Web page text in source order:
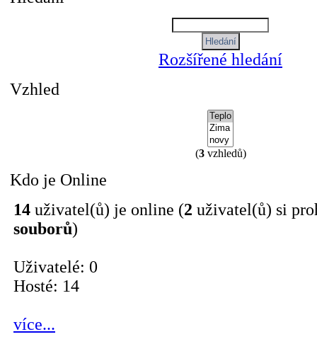
Rozšířené hledání
Vzhled
(3vzhledů)
Kdo je Online
14 uživatel(ů) je online (2 uživatel(ů) si
souborů)
Uživatelé: 0
Hosté: 14
více...